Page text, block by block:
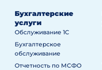
Бухгалтерские
услуги
Обслуживание 1С
Бухгалтерское
обслуживание
Отчетность по МСФО